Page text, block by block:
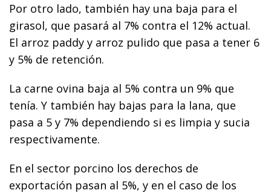
Por otro lado, también hay una baja para el
girasol, que pasará al 7% contra el 12% actual.
El arroz paddy y arroz pulido que pasa a tener 6
y 5% de retención.
La carne ovina baja al 5% contra un 9% que
tenía. Y también hay bajas para la lana, que
pasa a 5 y 7% dependiendo si es limpia y sucia
respectivamente.
En el sector porcino los derechos de
exportación pasan al 5%, y en el caso de los